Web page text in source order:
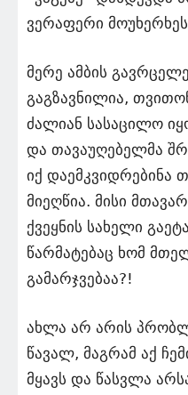
ვერაფერი
მერე ამბის
გაგზავნილია,
ძალიან სასაცილო
და თავაუღებელმა
იქ დაემკვიდრებინა
მიეღწია. მისი
ქვეყნის სახელი
წარმატებაც ხომ
გამარჯვებაა?!
ახლა არ არის
წავალ, მაგრამ აქ
მყავს და წასვლა